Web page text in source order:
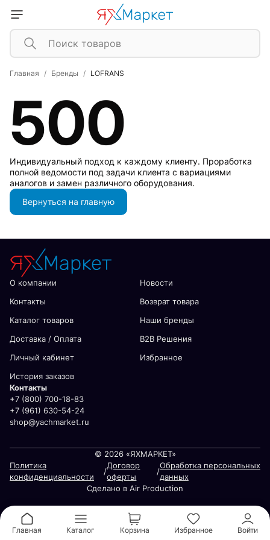
Главная Бренды LOFRANS
500
Индивидуальный подход к каждому клиенту. Проработка
полной ведомости под задачи клиента с вариациями
аналогов и замен различного оборудования.
Вернуться на главную
О компании
Новости
Контакты
Возврат товара
Каталог товаров
Наши бренды
Доставка / Оплата
В2В Решения
Личный кабинет
Избранное
История заказов
Контакты
+7 (800) 700-18-83
+7 (961) 630-54-24
shop@yachmarket.ru
© 2026 «ЯХМАРКЕТ»
Политика
конфиденциальности
/
Договор
оферты
/
Обработка персональных
данных
Сделано в Air Production
Главная Каталог Корзина Избранное Войти